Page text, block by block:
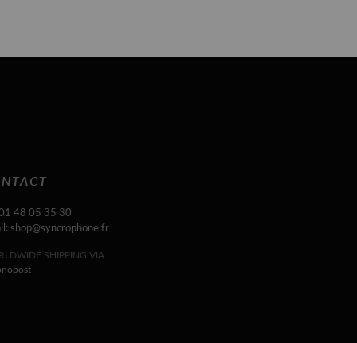
48 05 35 30
shop@syncrophone.fr
SHIPPING VIA